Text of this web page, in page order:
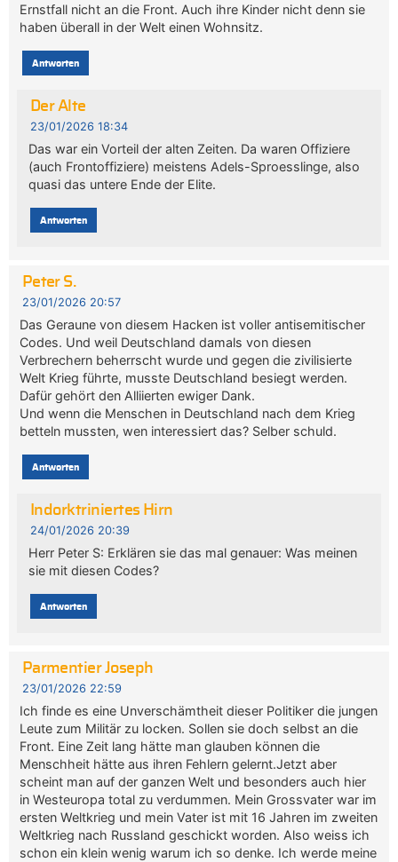
Ernstfall nicht an die Front. Auch ihre Kinder nicht denn sie
haben überall in der Welt einen Wohnsitz.
Antworten
Der Alte
23/01/2026 18:34
Das war ein Vorteil der alten Zeiten. Da waren Offiziere
(auch Frontoffiziere) meistens Adels-Sproesslinge, also
quasi das untere Ende der Elite.
Antworten
Peter S.
23/01/2026 20:57
Das Geraune von diesem Hacken ist voller antisemitischer
Codes. Und weil Deutschland damals von diesen
Verbrechern beherrscht wurde und gegen die zivilisierte
Welt Krieg führte, musste Deutschland besiegt werden.
Dafür gehört den Alliierten ewiger Dank.
Und wenn die Menschen in Deutschland nach dem Krieg
betteln mussten, wen interessiert das? Selber schuld.
Antworten
Indorktriniertes Hirn
24/01/2026 20:39
Herr Peter S: Erklären sie das mal genauer: Was meinen
sie mit diesen Codes?
Antworten
Parmentier Joseph
23/01/2026 22:59
Ich finde es eine Unverschämtheit dieser Politiker die jungen
Leute zum Militär zu locken. Sollen sie doch selbst an die
Front. Eine Zeit lang hätte man glauben können die
Menschheit hätte aus ihren Fehlern gelernt.Jetzt aber
scheint man auf der ganzen Welt und besonders auch hier
in Westeuropa total zu verdummen. Mein Grossvater war im
ersten Weltkrieg und mein Vater ist mit 16 Jahren im zweiten
Weltkrieg nach Russland geschickt worden. Also weiss ich
schon ein klein wenig warum ich so denke. Ich werde meine